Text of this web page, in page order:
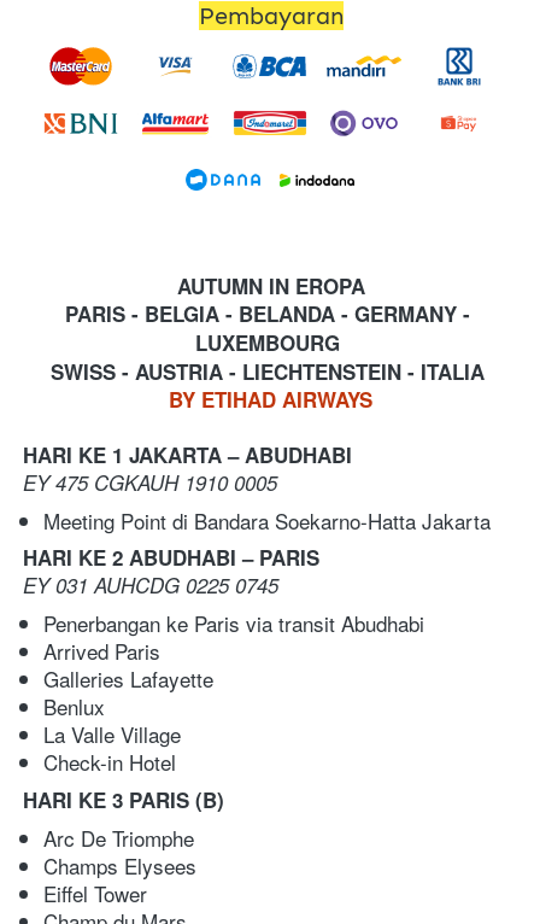
Pembayaran
AUTUMN IN EROPA
PARIS - BELGIA - BELANDA - GERMANY -
LUXEMBOURG
SWISS - AUSTRIA - LIECHTENSTEIN - ITALIA
BY ETIHAD AIRWAYS
HARI KE 1 JAKARTA – ABUDHABI
EY 475 CGKAUH 1910 0005
Meeting Point di Bandara Soekarno-Hatta Jakarta
HARI KE 2 ABUDHABI – PARIS
EY 031 AUHCDG 0225 0745
Penerbangan ke Paris via transit Abudhabi
Arrived Paris
Galleries Lafayette
Benlux
La Valle Village
Check-in Hotel
HARI KE 3 PARIS (B)
Arc De Triomphe
Champs Elysees
Eiffel Tower